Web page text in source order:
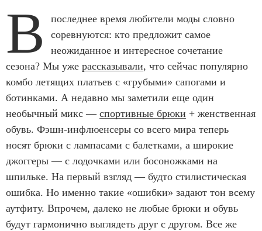
В
последнее время любители моды словно
соревнуются: кто предложит самое
неожиданное и интересное сочетание
сезона? Мы уже рассказывали, что сейчас популярно
комбо летящих платьев с «грубыми» сапогами и
ботинками. А недавно мы заметили еще один
необычный микс — спортивные брюки + женственная
обувь. Фэшн-инфлюенсеры со всего мира теперь
носят брюки с лампасами с балетками, а широкие
джоггеры — с лодочками или босоножками на
шпильке. На первый взгляд — будто стилистическая
ошибка. Но именно такие «ошибки» задают тон всему
аутфиту. Впрочем, далеко не любые брюки и обувь
будут гармонично выглядеть друг с другом. Все же